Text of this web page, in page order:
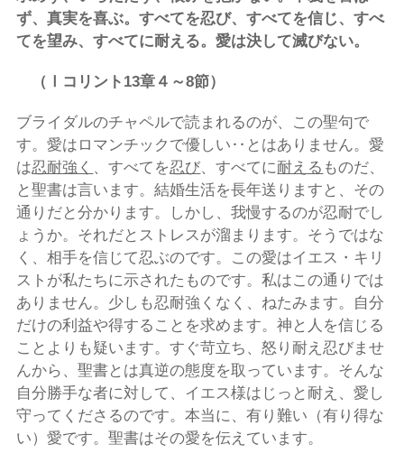
ず、真実を喜ぶ。すべてを忍び、すべてを信じ、すべ
てを望み、すべてに耐える。愛は決して滅びない。
（Ⅰコリント13章４～8節）
ブライダルのチャペルで読まれるのが、この聖句で
す。愛はロマンチックで優しい‥とはありません。愛
は忍耐強く 、すべてを忍び、すべてに耐える ものだ、
と聖書は言います。結婚生活を長年送りますと、その
通りだと分かります。しかし、我慢するのが忍耐でし
ょうか。それだとストレスが溜まります。そうではな
く、相手を信じて忍ぶのです。この愛はイエス・キリ
ストが私たちに示されたものです。私はこの通りでは
ありません。少しも忍耐強くなく、ねたみます。自分
だけの利益や得することを求めます。神と人を信じる
ことよりも疑います。すぐ苛立ち、怒り耐え忍びませ
んから、聖書とは真逆の態度を取っています。そんな
自分勝手な者に対して、イエス様はじっと耐え、愛し
守ってくださるのです。本当に、有り難い（有り得な
い）愛です。聖書はその愛を伝えています。